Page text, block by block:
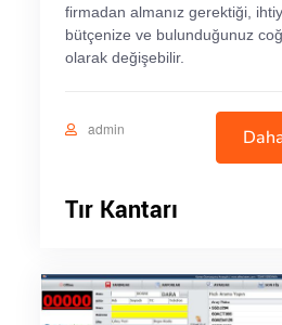
firmadan almanız gerektiği,
bütçenize ve bulunduğunuz
olarak değişebilir.
admin
Tır Kantarı